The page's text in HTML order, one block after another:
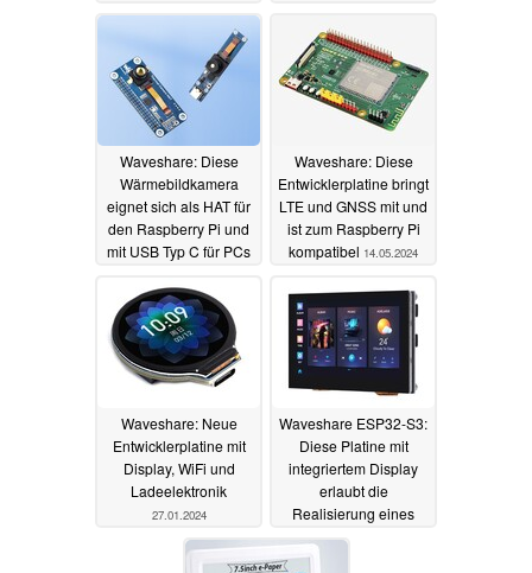
Waveshare: Diese
Wärmebildkamera
eignet sich als HAT für
den Raspberry Pi und
mit USB Typ C für PCs
19.05.2024
Waveshare: Diese
Entwicklerplatine bringt
LTE und GNSS mit und
ist zum Raspberry Pi
kompatibel 14.05.2024
Waveshare: Neue
Entwicklerplatine mit
Display, WiFi und
Ladeelektronik
27.01.2024
Waveshare ESP32-S3:
Diese Platine mit
integriertem Display
erlaubt die
Realisierung eines
Smart Home-Terminal -
für 30 Dollar